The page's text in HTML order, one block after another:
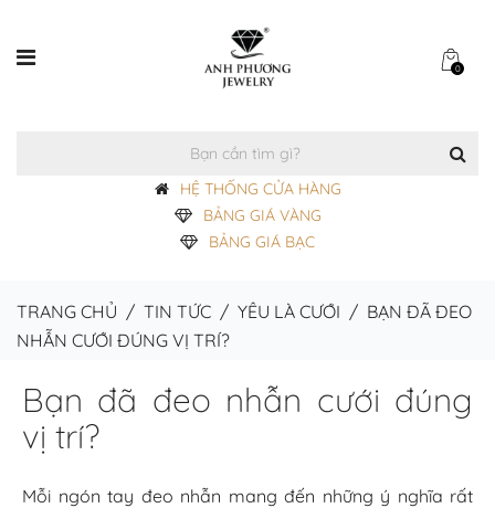
0
HỆ THỐNG CỬA HÀNG
BẢNG GIÁ VÀNG
BẢNG GIÁ BẠC
TRANG CHỦ / TIN TỨC / YÊU LÀ CƯỚI / BẠN ĐÃ ĐEO
NHẪN CƯỚI ĐÚNG VỊ TRÍ?
Bạn đã đeo nhẫn cưới đúng
vị trí?
Mỗi ngón tay đeo nhẫn mang đến những ý nghĩa rất